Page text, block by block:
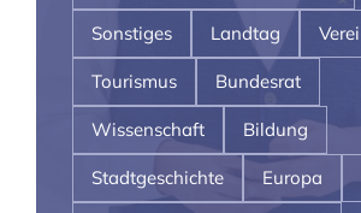
Sonstiges Landtag
Tourismus Bundesrat
Wissenschaft Bildung
Stadtgeschichte Europa